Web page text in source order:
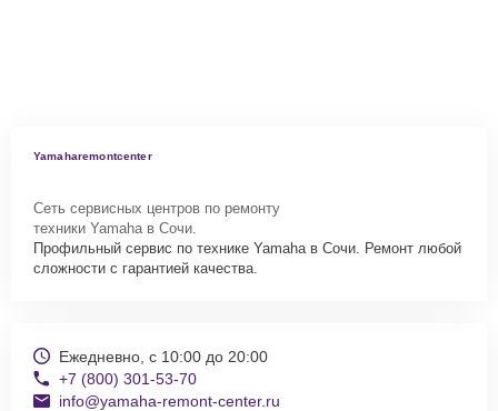
Yamaharemontcenter
Сеть сервисных центров по ремонту
техники Yamaha в Сочи.
Профильный сервис по технике Yamaha в Сочи. Ремонт любой
сложности с гарантией качества.
Ежедневно, с 10:00 до 20:00
+7 (800) 301-53-70
info@yamaha-remont-center.ru